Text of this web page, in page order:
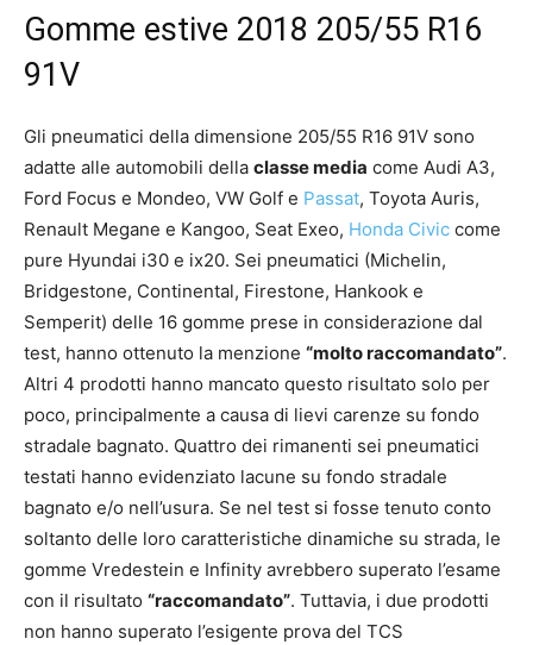
Gomme estive 2018 205/55 R16
91V
Gli pneumatici della dimensione 205/55 R16 91V sono
adatte alle automobili della classe media come Audi A3,
Ford Focus e Mondeo, VW Golf e Passat, Toyota Auris,
Renault Megane e Kangoo, Seat Exeo, Honda Civic come
pure Hyundai i30 e ix20. Sei pneumatici (Michelin,
Bridgestone, Continental, Firestone, Hankook e
Semperit) delle 16 gomme prese in considerazione dal
test, hanno ottenuto la menzione “molto raccomandato”.
Altri 4 prodotti hanno mancato questo risultato solo per
poco, principalmente a causa di lievi carenze su fondo
stradale bagnato. Quattro dei rimanenti sei pneumatici
testati hanno evidenziato lacune su fondo stradale
bagnato e/o nell’usura. Se nel test si fosse tenuto conto
soltanto delle loro caratteristiche dinamiche su strada, le
gomme Vredestein e Infinity avrebbero superato l’esame
con il risultato “raccomandato”. Tuttavia, i due prodotti
non hanno superato l’esigente prova del TCS